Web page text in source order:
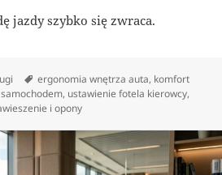
jazdy szybko się zwraca.
Tagi
ergonomia wnętrza auta, komfort
, ustawienie fotela kierowcy,
i opony